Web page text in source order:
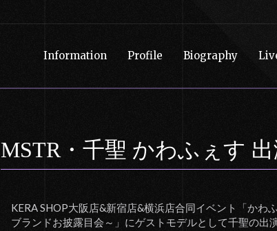
Information Profile Biography
MSTR・千聖 かわふぇす
KERA SHOP大阪店&新宿店&横浜店合同イベント「かわ
ブランドお披露目会～」にゲストモデルとして千聖の出